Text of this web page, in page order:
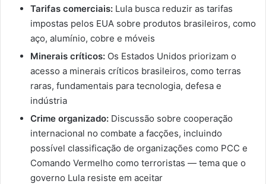
Tarifas comerciais: Lula busca reduzir as tarifas
impostas pelos EUA sobre produtos brasileiros, como
aço, alumínio, cobre e móveis
Minerais críticos: Os Estados Unidos priorizam o
acesso a minerais críticos brasileiros, como terras
raras, fundamentais para tecnologia, defesa e
indústria
Crime organizado: Discussão sobre cooperação
internacional no combate a facções, incluindo
possível classificação de organizações como PCC e
Comando Vermelho como terroristas — tema que o
governo Lula resiste em aceitar